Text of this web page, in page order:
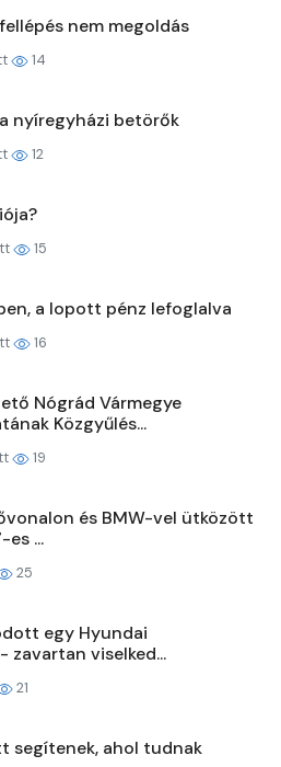
nem megoldás
14
nyíregyházi betörők
12
15
a lopott pénz lefoglalva
16
Nógrád Vármegye
Közgyűlés...
19
és BMW-vel ütközött
es ...
25
egy Hyundai
zavartan viselked...
21
segítenek, ahol tudnak